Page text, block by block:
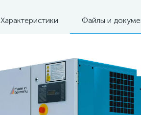
Характеристики Файлы и